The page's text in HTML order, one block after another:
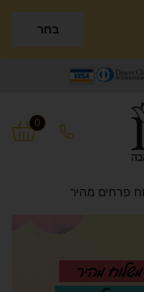
בחר
0
פרחים מהיר